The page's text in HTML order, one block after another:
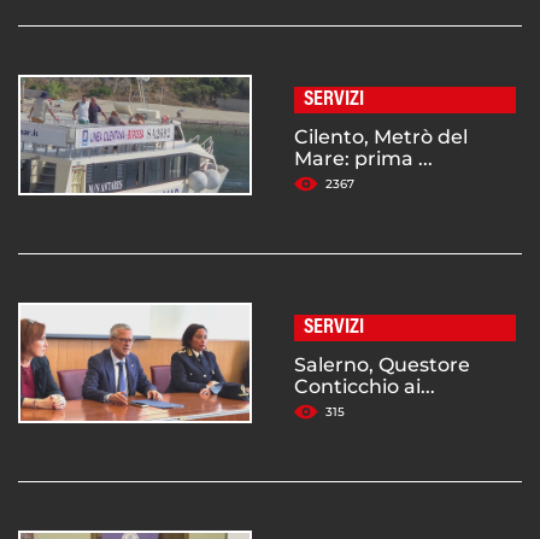
SERVIZI
Cilento, Metrò del
Mare: prima ...
2367
SERVIZI
Salerno, Questore
Conticchio ai...
315